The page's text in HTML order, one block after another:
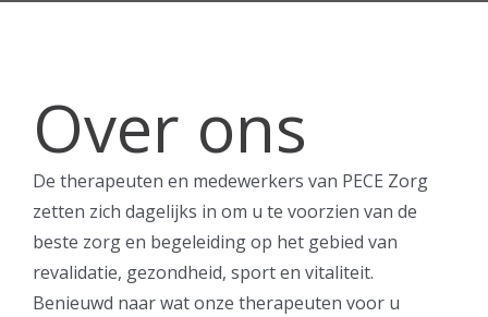
Over ons
De therapeuten en medewerkers van PECE Zorg
zetten zich dagelijks in om u te voorzien van de
beste zorg en begeleiding op het gebied van
revalidatie, gezondheid, sport en vitaliteit.
Benieuwd naar wat onze therapeuten voor u